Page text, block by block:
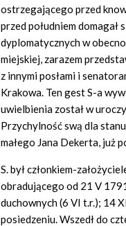
ostrzegającego przed
przed południem
dyplomatycznych w
miejskiej, zarazem
z innymi posłami i
Krakowa. Ten gest S-a
uwielbienia został w
Przychylność swą dla
małego Jana Dekerta, już
S. był członkiem-
obradującego od 21 V
duchownych (6 VI t.r.); 14
posiedzeniu. Wszedł do